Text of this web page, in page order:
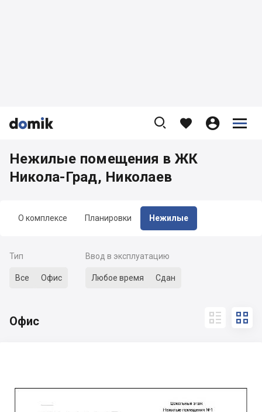


    


О комплексе Планировки Нежилые
Нежилые помещения в ЖК
Никола-Град, Николаев
Тип
Все Офис
Ввод в эксплуатацию
Любое время Сдан
Офис  